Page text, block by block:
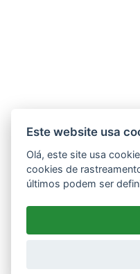
Este website usa
Olá, este site usa
cookies de
últimos podem ser